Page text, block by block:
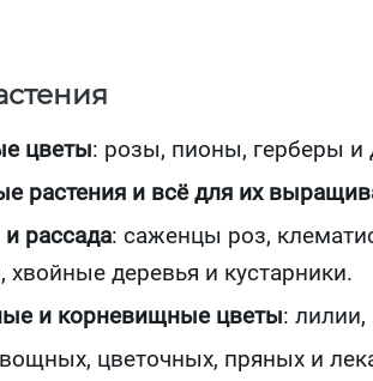
цветы: розы, пионы, герберы и
растения и всё для их
рассада: саженцы роз,
хвойные деревья и кустарники.
и корневищные цветы:
цветочных, пряных и